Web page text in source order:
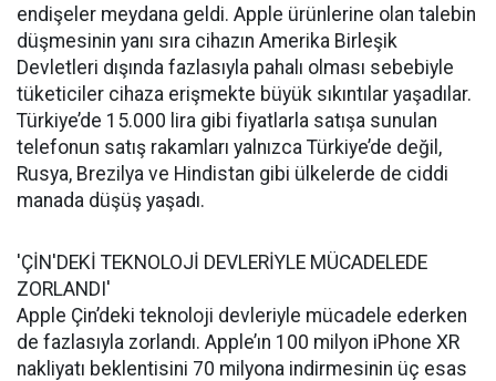
endişeler meydana geldi. Apple ürünlerine olan talebin
düşmesinin yanı sıra cihazın Amerika Birleşik
Devletleri dışında fazlasıyla pahalı olması sebebiyle
tüketiciler cihaza erişmekte büyük sıkıntılar yaşadılar.
Türkiye’de 15.000 lira gibi fiyatlarla satışa sunulan
telefonun satış rakamları yalnızca Türkiye’de değil,
Rusya, Brezilya ve Hindistan gibi ülkelerde de ciddi
manada düşüş yaşadı.
'ÇİN'DEKİ TEKNOLOJİ DEVLERİYLE MÜCADELEDE
ZORLANDI'
Apple Çin’deki teknoloji devleriyle mücadele ederken
de fazlasıyla zorlandı. Apple’ın 100 milyon iPhone XR
nakliyatı beklentisini 70 milyona indirmesinin üç esas